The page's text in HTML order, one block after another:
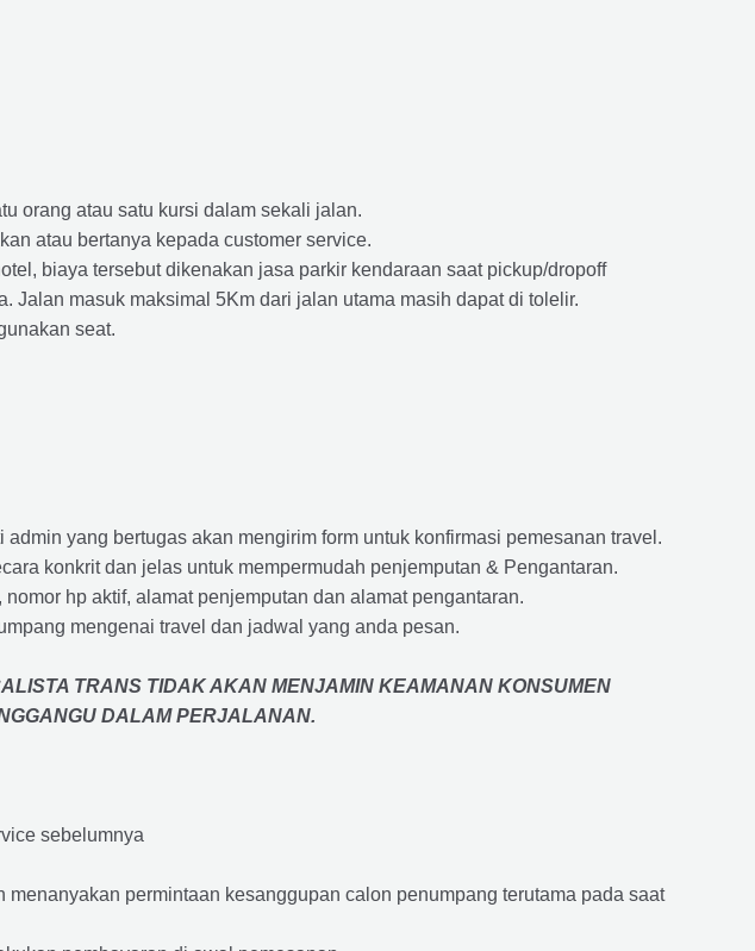
orang atau satu kursi dalam sekali jalan.
atau bertanya kepada customer service.
biaya tersebut dikenakan jasa parkir kendaraan saat pickup/dropoff
Jalan masuk maksimal 5Km dari jalan utama masih dapat di tolelir.
seat.
yang bertugas akan mengirim form untuk konfirmasi pemesanan travel.
konkrit dan jelas untuk mempermudah penjemputan & Pengantaran.
hp aktif, alamat penjemputan dan alamat pengantaran.
mengenai travel dan jadwal yang anda pesan.
TRANS TIDAK AKAN MENJAMIN KEAMANAN KONSUMEN
DALAM PERJALANAN.
sebelumnya
permintaan kesanggupan calon penumpang terutama pada saat